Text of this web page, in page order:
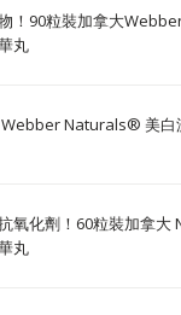
！90粒裝加拿大
丸
Webber Naturals® 美白
氧化劑！60粒裝加拿
丸